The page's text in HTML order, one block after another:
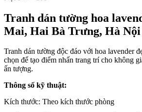
Tranh dán tường hoa
Mai, Hai Bà Trưng, Hà
Tranh dán tường độc đáo với hoa lavender
chọn để tạo điểm nhấn trang trí cho không
ấn tượng.
Thông số kỹ thuật:
Kích thước: Theo kích thước phòng